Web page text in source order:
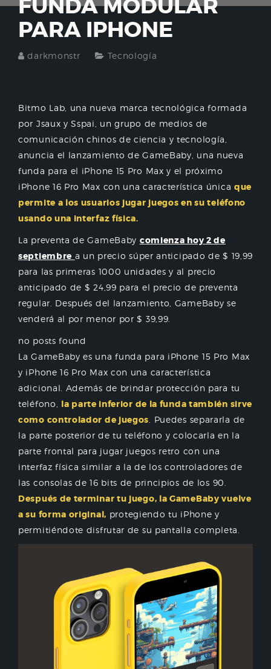
FUNDA MODULAR
PARA IPHONE
darkmonstr Tecnología
Bitmo Lab, una nueva marca tecnológica formada
por Jsaux y Sspai, un grupo de medios de
comunicación chinos de ciencia y tecnología,
anuncia el lanzamiento de GameBaby, una nueva
funda para el iPhone 15 Pro Max y el próximo
iPhone 16 Pro Max con una característica única que
permite a los usuarios jugar juegos en su teléfono
usando una interfaz física.
La preventa de GameBaby comienza hoy 2 de
septiembre a un precio súper anticipado de $ 19,99
para las primeras 1000 unidades y al precio
anticipado de $ 24,99 para el precio de preventa
regular. Después del lanzamiento, GameBaby se
venderá al por menor por $ 39,99.
no posts found
La GameBaby es una funda para iPhone 15 Pro Max
y iPhone 16 Pro Max con una característica
adicional. Además de brindar protección para tu
teléfono, la parte inferior de la funda también sirve
como controlador de juegos . Puedes separarla de
la parte posterior de tu teléfono y colocarla en la
parte frontal para jugar juegos retro con una
interfaz física similar a la de los controladores de
las consolas de 16 bits de principios de los 90.
Después de terminar tu juego, la GameBaby vuelve
a su forma original, protegiendo tu iPhone y
permitiéndote disfrutar de su pantalla completa.